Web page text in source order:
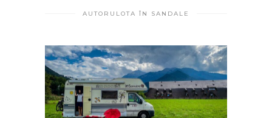
AUTORULOTA ÎN SANDALE